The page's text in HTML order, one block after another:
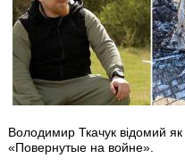
Володимир Ткачук відомий
«Повернутые на войне».